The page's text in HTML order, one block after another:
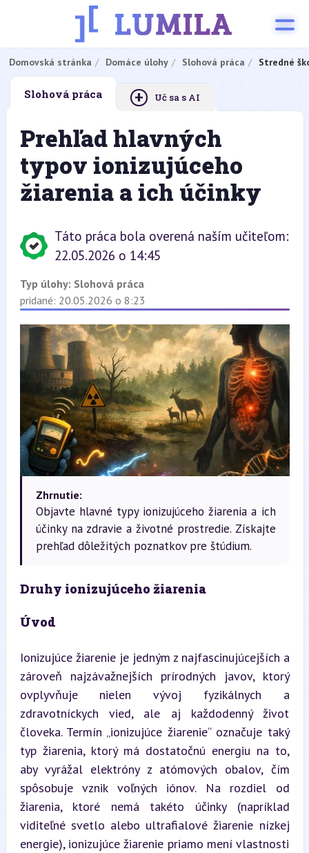
Domovská stránka Domáce úlohy Slohová práca Stredné
Slohová práca + Uč sa s AI
Prehľad hlavných
typov ionizujúceho
žiarenia a ich účinky
Táto práca bola overená naším učiteľom:
22.05.2026 o 14:45
Typ úlohy: Slohová práca
pridané: 20.05.2026 o 8:23
Zhrnutie:
Objavte hlavné typy ionizujúceho žiarenia a ich
účinky na zdravie a životné prostredie. Získajte
prehľad dôležitých poznatkov pre štúdium.
Druhy ionizujúceho žiarenia
Úvod
Ionizujúce žiarenie je jedným z najfascinujúcejších a
zároveň najzávažnejších prírodných javov, ktorý
ovplyvňuje nielen vývoj fyzikálnych a
zdravotníckych vied, ale aj každodenný život
človeka. Termín „ionizujúce žiarenie“ označuje taký
typ žiarenia, ktorý má dostatočnú energiu na to,
aby vyrážal elektróny z atómových obalov, čím
spôsobuje vznik voľných iónov. Na rozdiel od
žiarenia, ktoré nemá takéto účinky (napríklad
viditeľné svetlo alebo ultrafialové žiarenie nízkej
energie), ionizujúce žiarenie priamo mení vlastnosti